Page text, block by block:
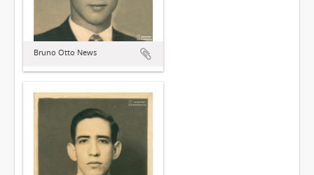
Bruno Otto News